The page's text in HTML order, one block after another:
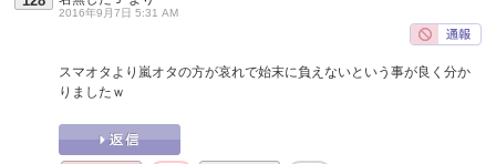
2016年9月7日 5:31 AM
スマオタより嵐オタの方が哀れで始末に負えないという事が良く分か
りましたｗ